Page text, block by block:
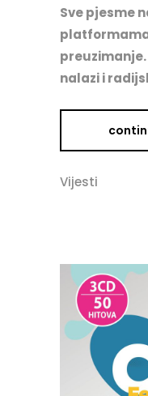
Sve pjesme
preuzimanje.
nalazi i
Vijesti